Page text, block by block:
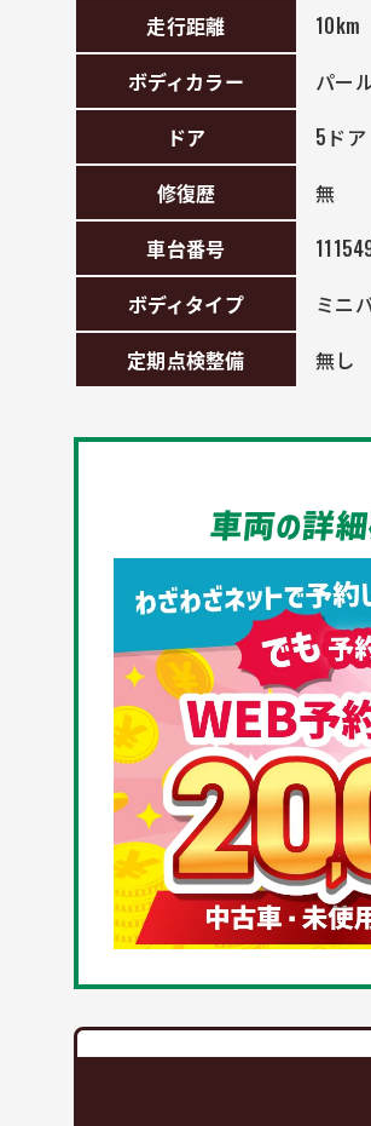
走行距離
10km
ボディカラー
パー
ドア
5ドア
修復歴
無
車台番号
ボディタイプ
ミニ
定期点検整備
無し
車両の詳細